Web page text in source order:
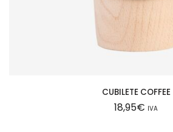
CUBILETE COFFEE
18,95€ IVA